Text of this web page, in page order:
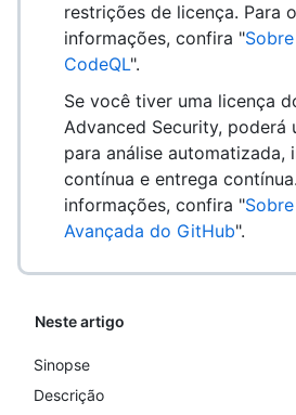
restrições de licença. Para
informações, confira "
CodeQL".
Se você tiver uma licença
Advanced Security, poderá
para análise automatizada,
contínua e entrega
informações, confira "
Avançada do GitHub".
Neste artigo
Sinopse
Descrição